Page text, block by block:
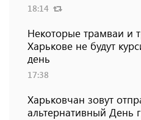
18:14
Некоторые трамваи и
Харькове не будут
день
17:38
Харьковчан зовут
альтернативный День